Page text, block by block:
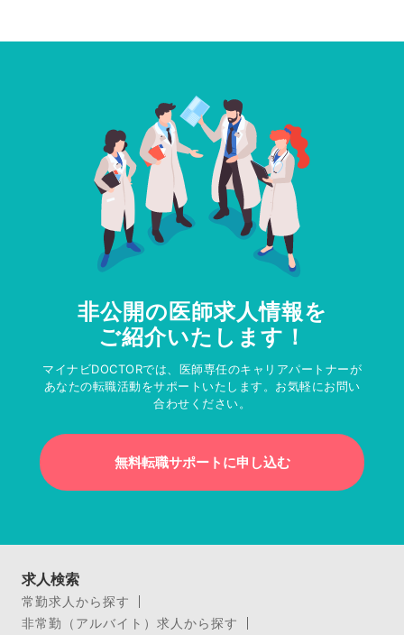
非公開の医師求人情報を
ご紹介いたします！
マイナビDOCTORでは、医師専任のキャリアパートナーが
あなたの転職活動をサポートいたします。お気軽にお問い
合わせください。
無料転職サポートに申し込む
求人検索
常勤求人から探す
非常勤（アルバイト）求人から探す